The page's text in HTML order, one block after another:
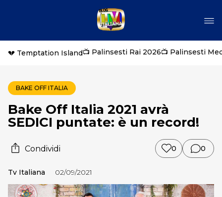
💔 Temptation Island📺 Palinsesti Rai 2026📺 Palinsesti
BAKE OFF ITALIA
Bake Off Italia 2021 avrà
SEDICI puntate: è un record!
Condividi 0 0
Tv Italiana 02/09/2021